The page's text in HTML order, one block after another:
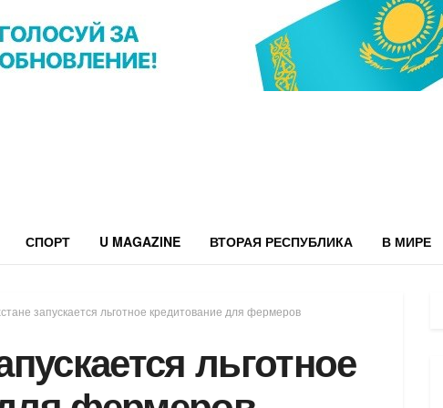
СПОРТ U MAGAZINE ВТОРАЯ РЕСПУБЛИКА В МИРЕ
запускается льготное кредитование для фермеров
льготное